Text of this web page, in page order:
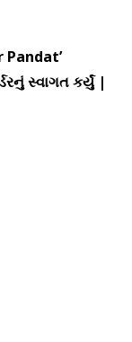
Pandat’
સ્વાગત કર્યું |